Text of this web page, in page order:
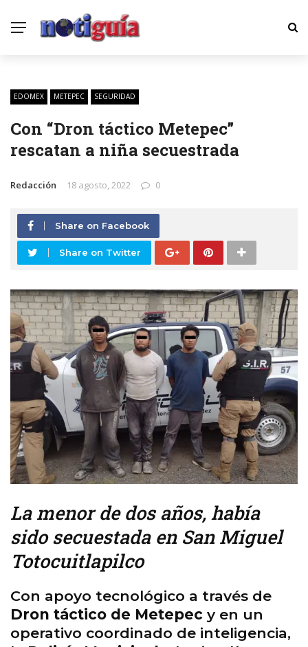
EDOMEX METEPEC SEGURIDAD
Con “Dron táctico Metepec”
rescatan a niña secuestrada
Redacción 18 agosto, 2022 0
Share on Facebook
Share on Twitter
La menor de dos años, había
sido secuestada en San Miguel
Totocuitlapilco
Con apoyo tecnológico a través de
Dron táctico de Metepec y en un
operativo coordinado de inteligencia,